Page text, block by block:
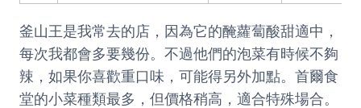
釜山王是我常去的店，因為它的醃蘿蔔酸甜適中，
每次我都會多要幾份。不過他們的泡菜有時候不夠
辣，如果你喜歡重口味，可能得另外加點。首爾食
堂的小菜種類最多，但價格稍高，適合特殊場合。